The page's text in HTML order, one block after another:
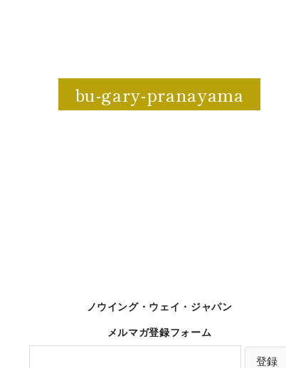
bu-gary-pranayama
ノウイング・ウェイ・ジャパン
メルマガ登録フォーム